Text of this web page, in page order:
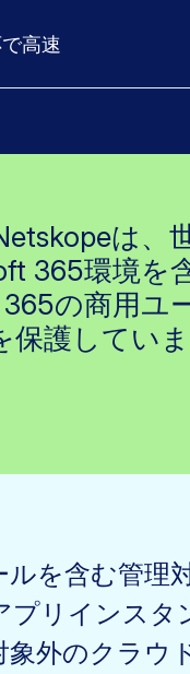
高速
は、
365環境を
の商用ユ
保護していま
ルを含む管理
プリインスタ
象外のクラウ